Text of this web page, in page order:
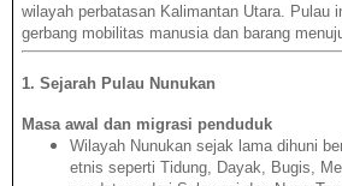
wilayah perbatasan Kalimantan Utara. Pulau
gerbang mobilitas manusia dan barang
1️.Sejarah Pulau Nunukan
Masa awal dan migrasi penduduk
Wilayah Nunukan sejak lama dihuni
etnis seperti Tidung, Dayak, Bugis,